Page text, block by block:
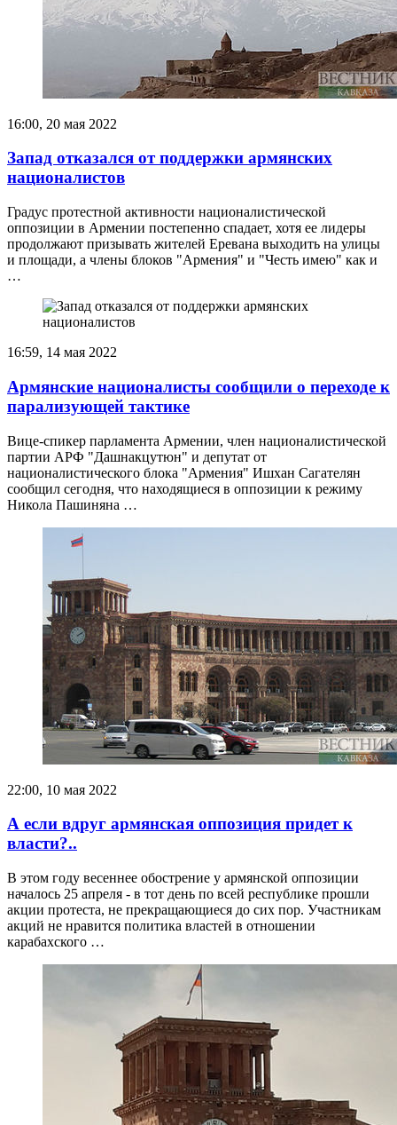
16:00, 20 мая 2022
Запад отказался от поддержки армянских
националистов
Градус протестной активности националистической
оппозиции в Армении постепенно спадает, хотя ее лидеры
продолжают призывать жителей Еревана выходить на улицы
и площади, а члены блоков "Армения" и "Честь имею" как и
…
16:59, 14 мая 2022
Армянские националисты сообщили о переходе к
парализующей тактике
Вице-спикер парламента Армении, член националистической
партии АРФ "Дашнакцутюн" и депутат от
националистического блока "Армения" Ишхан Сагателян
сообщил сегодня, что находящиеся в оппозиции к режиму
Никола Пашиняна …
22:00, 10 мая 2022
А если вдруг армянская оппозиция придет к
власти?..
В этом году весеннее обострение у армянской оппозиции
началось 25 апреля - в тот день по всей республике прошли
акции протеста, не прекращающиеся до сих пор. Участникам
акций не нравится политика властей в отношении
карабахского …